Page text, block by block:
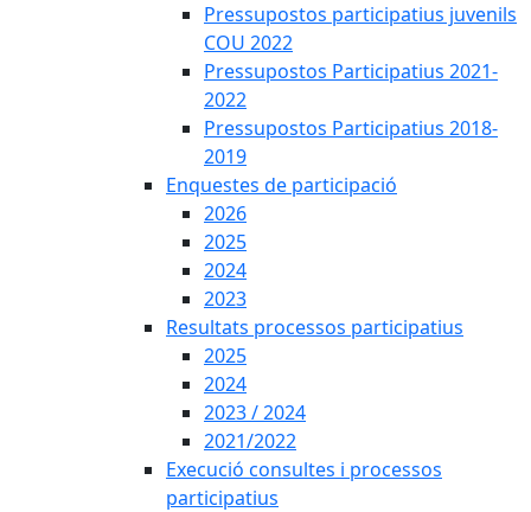
Pressupostos participatius juvenils
COU 2022
Pressupostos Participatius 2021-
2022
Pressupostos Participatius 2018-
2019
Enquestes de participació
2026
2025
2024
2023
Resultats processos participatius
2025
2024
2023 / 2024
2021/2022
Execució consultes i processos
participatius